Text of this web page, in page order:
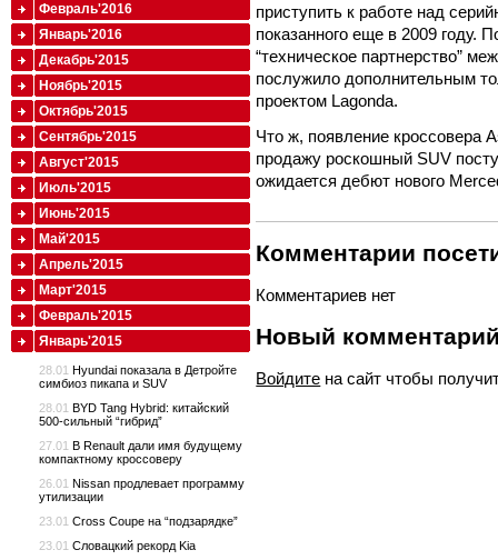
приступить к работе над
показанного еще в 2009 году.
“техническое партнерство”
послужило дополнительным
проектом Lagonda.
Что ж, появление кроссовера
продажу роскошный SUV
ожидается дебют нового
Комментарии
Комментариев нет
Новый
Войдите на сайт чтобы
Февраль'2016
Январь'2016
Декабрь'2015
Ноябрь'2015
Октябрь'2015
Сентябрь'2015
Август'2015
Июль'2015
Июнь'2015
Май'2015
Апрель'2015
Март'2015
Февраль'2015
Январь'2015
28.01 Hyundai показала в Детройте
симбиоз пикапа и SUV
28.01 BYD Tang Hybrid: китайский
500-сильный “гибрид”
27.01 В Renault дали имя будущему
компактному кроссоверу
26.01 Nissan продлевает программу
утилизации
23.01 Cross Coupe на “подзарядке”
23.01 Словацкий рекорд Kia